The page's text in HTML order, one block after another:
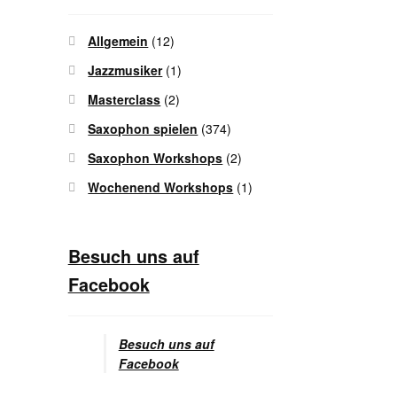
Allgemein (12)
Jazzmusiker(1)
Masterclass (2)
Saxophon spielen (374)
Saxophon Workshops (2)
Wochenend Workshops (1)
Besuch uns auf
Facebook
Besuch uns auf
Facebook